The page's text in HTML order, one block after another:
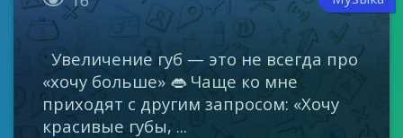
Увеличение губ — это не всегда про
«хочу больше» 👄 Чаще ко мне
приходят с другим запросом: «Хочу
красивые губы, ...